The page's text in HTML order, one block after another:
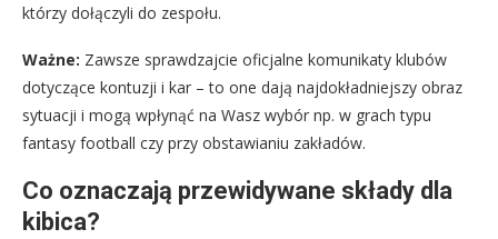
którzy dołączyli do zespołu.
Ważne: Zawsze sprawdzajcie oficjalne komunikaty klubów
dotyczące kontuzji i kar – to one dają najdokładniejszy obraz
sytuacji i mogą wpłynąć na Wasz wybór np. w grach typu
fantasy football czy przy obstawianiu zakładów.
Co oznaczają przewidywane składy dla
kibica?